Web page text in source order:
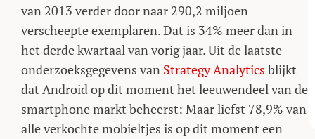
van 2013 verder door naar 290,2 miljoen
verscheepte exemplaren. Dat is 34% meer dan in
het derde kwartaal van vorig jaar. Uit de laatste
onderzoeksgegevens van Strategy Analytics blijkt
dat Android op dit moment het leeuwendeel van de
smartphone markt beheerst: Maar liefst 78,9% van
alle verkochte mobieltjes is op dit moment een